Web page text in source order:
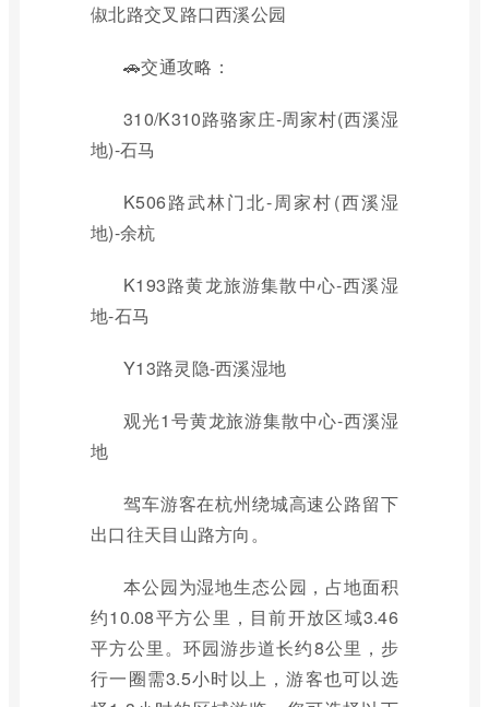
俶北路交叉路口西溪公园
🚗交通攻略：
310/K310路骆家庄-周家村(西溪湿
地)-石马
K506路武林门北-周家村(西溪湿
地)-余杭
K193路黄龙旅游集散中心-西溪湿
地-石马
Y13路灵隐-西溪湿地
观光1号黄龙旅游集散中心-西溪湿
地
驾车游客在杭州绕城高速公路留下
出口往天目山路方向。
本公园为湿地生态公园，占地面积
约10.08平方公里，目前开放区域3.46
平方公里。环园游步道长约8公里，步
行一圈需3.5小时以上，游客也可以选